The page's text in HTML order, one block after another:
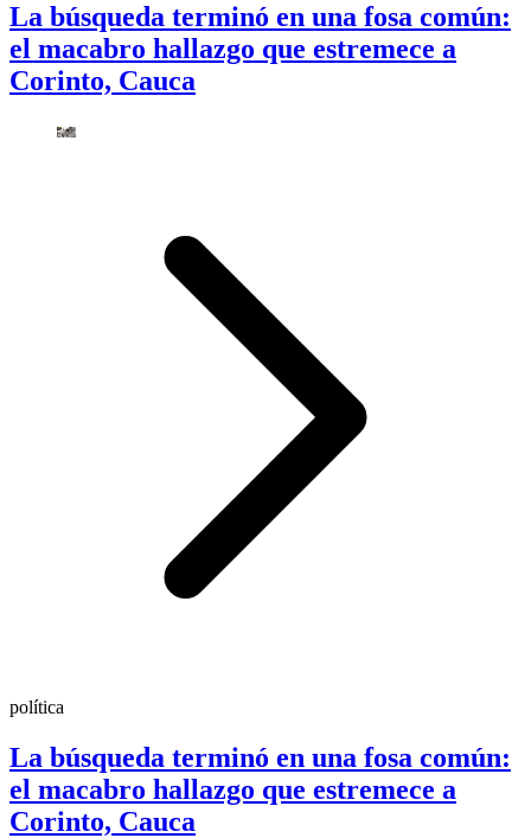
La búsqueda terminó en una fosa común:
el macabro hallazgo que estremece a
Corinto, Cauca
política
La búsqueda terminó en una fosa común:
el macabro hallazgo que estremece a
Corinto, Cauca